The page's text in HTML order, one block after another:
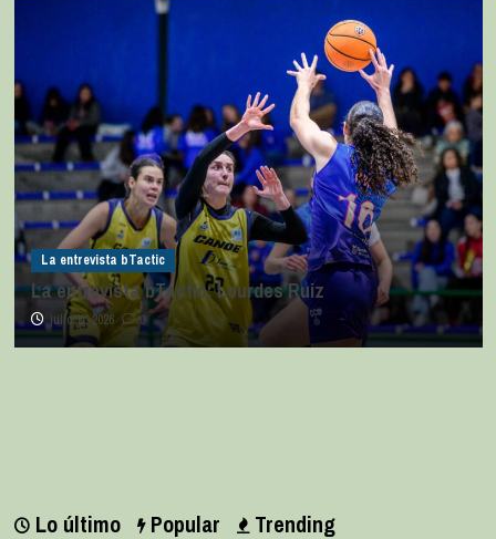
La entrevista bTactic
La entrevista bTactic: Lourdes Ruiz
julio 11, 2026 0
Lo último Popular Trending